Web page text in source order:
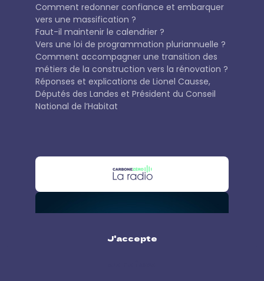
Comment redonner confiance et embarquer
vers une massification ?
Faut-il maintenir le calendrier ?
Vers une loi de programmation pluriannuelle ?
Comment accompagner une transition des
métiers de la construction vers la rénovation ?
Réponses et explications de Lionel Causse,
Députés des Landes et Président du Conseil
National de l’Habitat
J'accepte